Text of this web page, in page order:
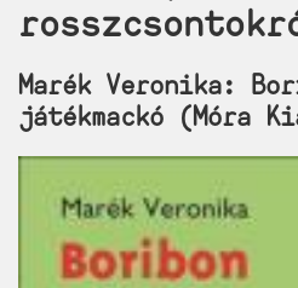
Marék Veronika:
játékmackó (Móra